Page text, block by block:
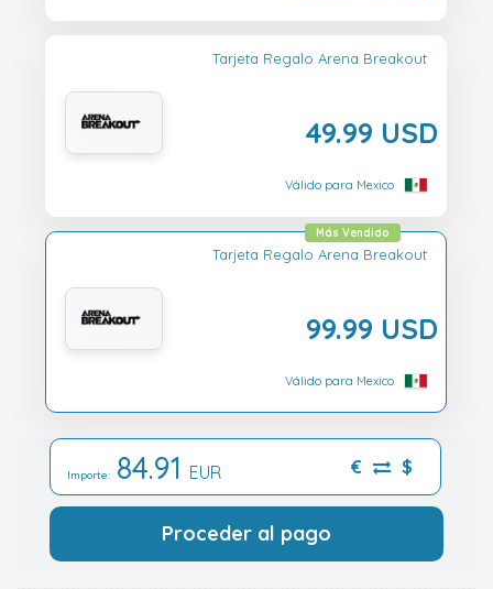
Tarjeta Regalo Arena Breakout
49.99 USD
Válido para Mexico
Tarjeta Regalo Arena Breakout
99.99 USD
Más Vendido
Válido para Mexico
Importe: 84.91 EUR € $
Proceder al pago